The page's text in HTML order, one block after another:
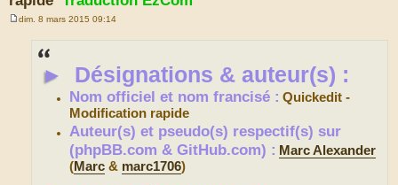
dim. 8 mars 2015 09:14
► Désignations & auteur(s) :
Nom officiel et nom francisé : Quickedit -
Modification rapide
Auteur(s) et pseudo(s) respectif(s) sur
(phpBB.com & GitHub.com) : Marc Alexander
(Marc & marc1706)